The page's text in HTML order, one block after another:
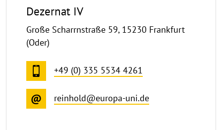
Dezernat IV
Große Scharrnstraße 59, 15230 Frankfurt
(Oder)
+49 (0) 335 5534 4261
reinhold@europa-uni.de